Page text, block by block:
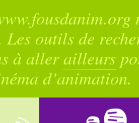
outils de
à allerailleurs
d’animation.